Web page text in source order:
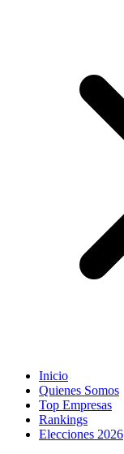
Inicio
Quienes Somos
Top Empresas
Rankings
Elecciones 2026